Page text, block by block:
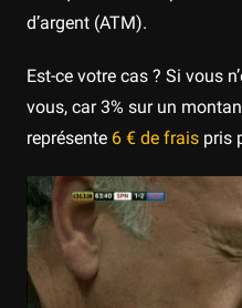
d’argent (ATM).
Est-ce votre cas ? Si vous
vous, car 3% sur un
représente 6 € de frais pris